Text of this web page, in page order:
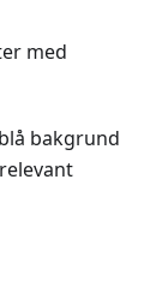
med
bakgrund